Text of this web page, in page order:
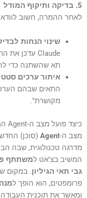
5. בדיקה ותיקוף המודל
לאחר ההמרה, חשוב לוודא
שינוי הנחות
תא שהשתנה כדי
איתור ערכים
התאים שבהם
מקושרת".
כיצד פועל מצב ה-Agent החדש בתוך אקסל?
מצב ה-Agent
מדרגה טכנולוגית, שבה
המשיב בצ'אט למשתתף
גבי תאי הגיליון. במקום
פרומפטים, הוא הופך ל
ומאשר את תוכנית